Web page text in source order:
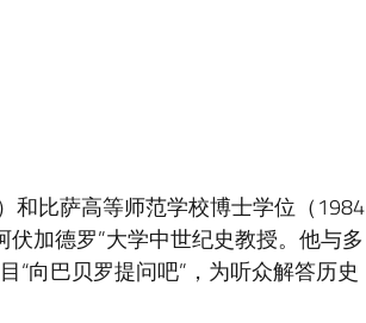
和比萨高等师范学校博士学位（1984
加德罗”大学中世纪史教授。他与多
“向巴贝罗提问吧”，为听众解答历史